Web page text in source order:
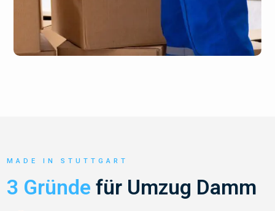
MADE IN STUTTGART
3 Gründe für Umzug Damm